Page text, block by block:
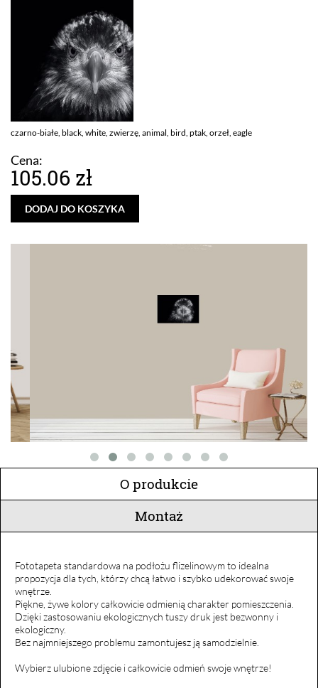
czarno-białe, black, white, zwierzę, animal, bird, ptak, orzeł, eagle
Cena:
105.06 zł
DODAJ DO KOSZYKA
O produkcie
Montaż
Fototapeta standardowa na podłożu flizelinowym to idealna
propozycja dla tych, którzy chcą łatwo i szybko udekorować swoje
wnętrze.
Piękne, żywe kolory całkowicie odmienią charakter pomieszczenia.
Dzięki zastosowaniu ekologicznych tuszy druk jest bezwonny i
ekologiczny.
Bez najmniejszego problemu zamontujesz ją samodzielnie.
Wybierz ulubione zdjęcie i całkowicie odmień swoje wnętrze!